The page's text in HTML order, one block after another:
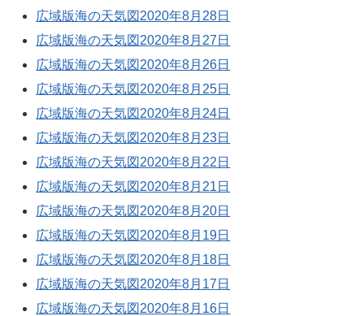
広域版海の天気図2020年8月28日
広域版海の天気図2020年8月27日
広域版海の天気図2020年8月26日
広域版海の天気図2020年8月25日
広域版海の天気図2020年8月24日
広域版海の天気図2020年8月23日
広域版海の天気図2020年8月22日
広域版海の天気図2020年8月21日
広域版海の天気図2020年8月20日
広域版海の天気図2020年8月19日
広域版海の天気図2020年8月18日
広域版海の天気図2020年8月17日
広域版海の天気図2020年8月16日